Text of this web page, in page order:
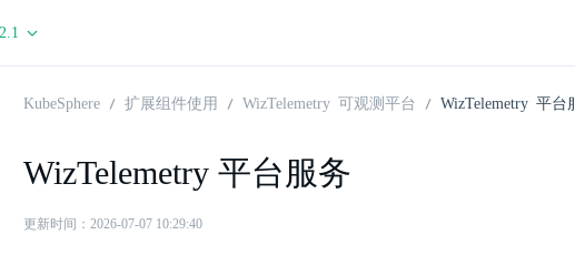
KubeSphere 扩展组件使用 WizTelemetry 可观测平台 WizTelemetry 平台
WizTelemetry 平台服务
更新时间：2026-07-07 10:29:40